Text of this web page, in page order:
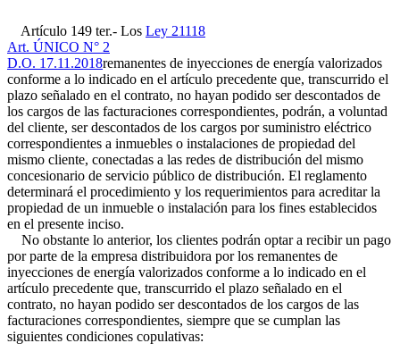
Artículo 149 ter.- Los Ley 21118
Art. ÚNICO N° 2
D.O. 17.11.2018remanentes de inyecciones de energía valorizados
conforme a lo indicado en el artículo precedente que, transcurrido el
plazo señalado en el contrato, no hayan podido ser descontados de
los cargos de las facturaciones correspondientes, podrán, a voluntad
del cliente, ser descontados de los cargos por suministro eléctrico
correspondientes a inmuebles o instalaciones de propiedad del
mismo cliente, conectadas a las redes de distribución del mismo
concesionario de servicio público de distribución. El reglamento
determinará el procedimiento y los requerimientos para acreditar la
propiedad de un inmueble o instalación para los fines establecidos
en el presente inciso.
No obstante lo anterior, los clientes podrán optar a recibir un pago
por parte de la empresa distribuidora por los remanentes de
inyecciones de energía valorizados conforme a lo indicado en el
artículo precedente que, transcurrido el plazo señalado en el
contrato, no hayan podido ser descontados de los cargos de las
facturaciones correspondientes, siempre que se cumplan las
siguientes condiciones copulativas: